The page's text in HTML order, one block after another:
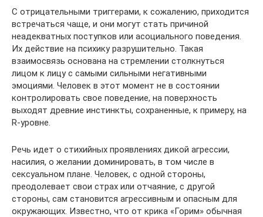
С отрицательными триггерами, к сожалению, приходится
встречаться чаще, и они могут стать причиной
неадекватных поступков или асоциального поведения.
Их действие на психику разрушительно. Такая
взаимосвязь основана на стремлении столкнуться
лицом к лицу с самыми сильными негативными
эмоциями. Человек в этот момент не в состоянии
контролировать свое поведение, на поверхность
выходят древние инстинкты, сохраненные, к примеру, на
R-уровне.
Речь идет о стихийных проявлениях дикой агрессии,
насилия, о желании доминировать, в том числе в
сексуальном плане. Человек, с одной стороны,
преодолевает свои страх или отчаяние, с другой
стороны, сам становится агрессивным и опасным для
окружающих. Известно, что от крика «Горим» обычная